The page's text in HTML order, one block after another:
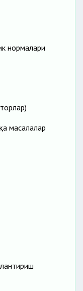
нормалари
масалалар